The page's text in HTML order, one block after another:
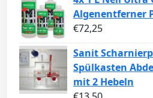
Algenentferner
€72,25
Sanit
Spülkasten
mit 2 Hebeln